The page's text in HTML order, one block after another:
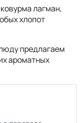
лагман,
хлопот
предлагаем
ароматных